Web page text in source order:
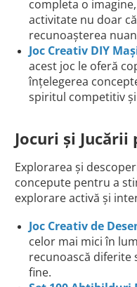
completa o
activitate nu doar
recunoașterea
Joc Creativ DIY
acest joc le oferă
înțelegerea
spiritul competitiv
Jocuri și
Explorarea și
concepute pentru a
explorare activă și
Joc Creativ de
celor mai mici în
recunoască diferite
fine.